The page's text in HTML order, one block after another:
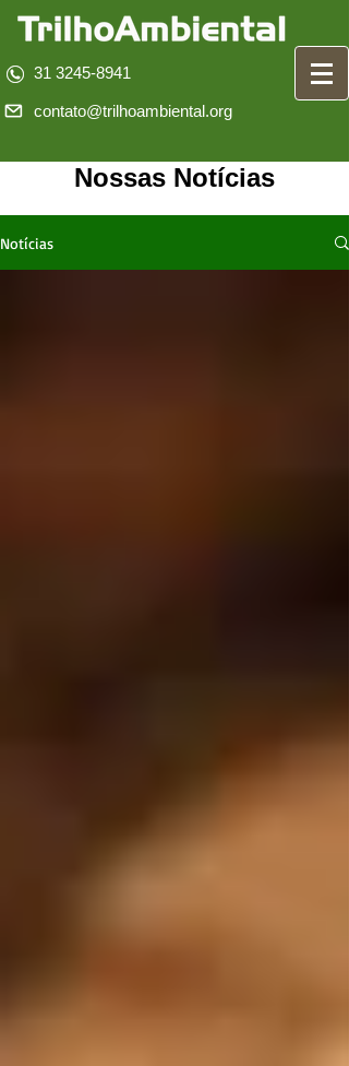
31 3245-8941
contato@trilhoambiental.org
Nossas Notícias
Notícias